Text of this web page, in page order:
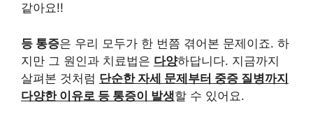
같아요!!
등 통증은 우리 모두가 한 번쯤 겪어본 문제이죠. 하
지만 그 원인과 치료법은 다양하답니다. 지금까지
살펴본 것처럼 단순한 자세 문제부터 중증 질병까지
다양한 이유로 등 통증이 발생할 수 있어요.